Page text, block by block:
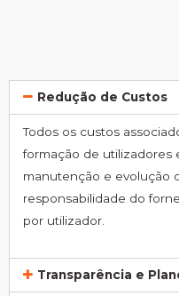
Redução de Custos
Todos os custos
formação de utilizadores
manutenção e evolução
responsabilidade do
por utilizador.
Transparência e